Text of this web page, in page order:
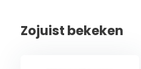
Zojuist bekeken